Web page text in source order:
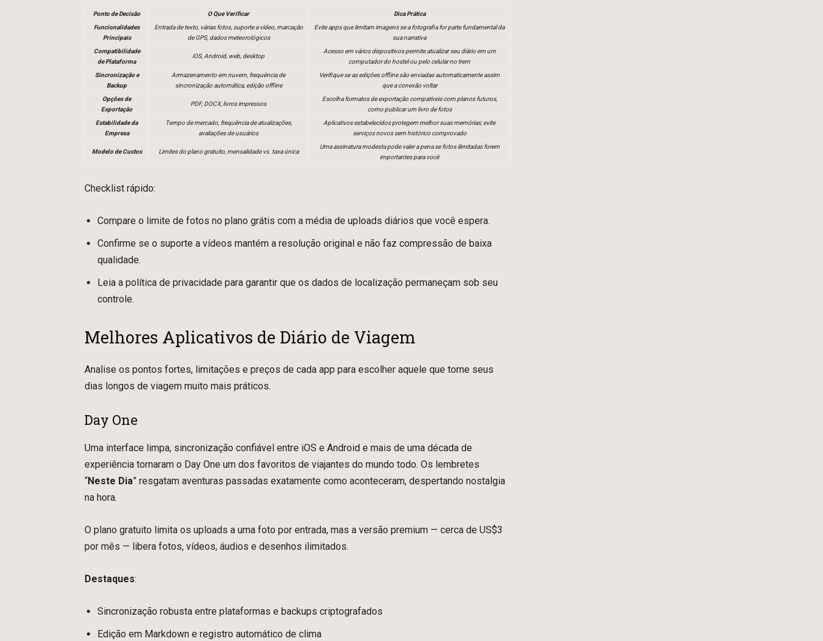
Ponto de Decisão O Que Verificar
Dica Prática
Funcionalidades
Principais
Entrada de texto, várias fotos, suporte a vídeo, marcação
de GPS, dados meteorológicos
Evite apps que limitam imagens se a fotografia for parte fundamental da
sua narrativa
Compatibilidade
de Plataforma
iOS, Android, web, desktop
Acesso em vários dispositivos permite atualizar seu diário em um
computador do hostel ou pelo celular no trem
Sincronização e
Backup
Armazenamento em nuvem, frequência de
sincronização automática, edição offline
Verifique se as edições offline são enviadas automaticamente assim
que a conexão voltar
Opções de
Exportação
PDF, DOCX, livros impressos
Escolha formatos de exportação compatíveis com planos futuros,
como publicar um livro de fotos
Estabilidade da
Empresa
Tempo de mercado, frequência de atualizações,
avaliações de usuários
Aplicativos estabelecidos protegem melhor suas memórias; evite
serviços novos sem histórico comprovado
Modelo de Custos Limites do plano gratuito, mensalidade vs. taxa única
Uma assinatura modesta pode valer a pena se fotos ilimitadas forem
importantes para você
Checklist rápido:
Compare o limite de fotos no plano grátis com a média de uploads diários que você espera.
Confirme se o suporte a vídeos mantém a resolução original e não faz compressão de baixa
qualidade.
Leia a política de privacidade para garantir que os dados de localização permaneçam sob seu
controle.
Melhores Aplicativos de Diário de Viagem
Analise os pontos fortes, limitações e preços de cada app para escolher aquele que torne seus
dias longos de viagem muito mais práticos.
Day One
Uma interface limpa, sincronização confiável entre iOS e Android e mais de uma década de
experiência tornaram o Day One um dos favoritos de viajantes do mundo todo. Os lembretes
“Neste Dia” resgatam aventuras passadas exatamente como aconteceram, despertando nostalgia
na hora.
O plano gratuito limita os uploads a uma foto por entrada, mas a versão premium — cerca de US$3
por mês — libera fotos, vídeos, áudios e desenhos ilimitados.
Destaques:
Sincronização robusta entre plataformas e backups criptografados
Edição em Markdown e registro automático de clima